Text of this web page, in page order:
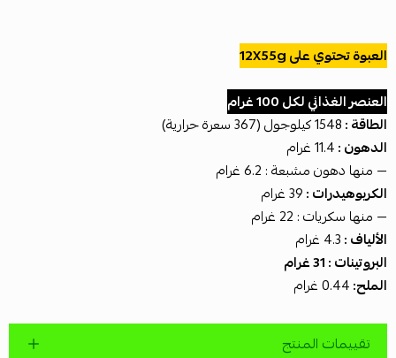
العبوة تحتوي على 12X55g
العنصر الغذائي لكل 100 غرام
الطاقة :1548 كيلوجول (367 سعرة حرارية)
الدهون :11.4 غرام
— منها دهون مشبعة : 6.2 غرام
الكربوهيدرات :39 غرام
— منها سكريات : 22 غرام
الألياف :4.3 غرام
البروتينات : 31 غرام
الملح:0.44 غرام
تقييمات المنتج